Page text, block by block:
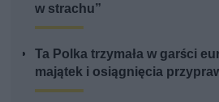
w strachu”
Ta Polka trzymała w garści
majątek i osiągnięcia